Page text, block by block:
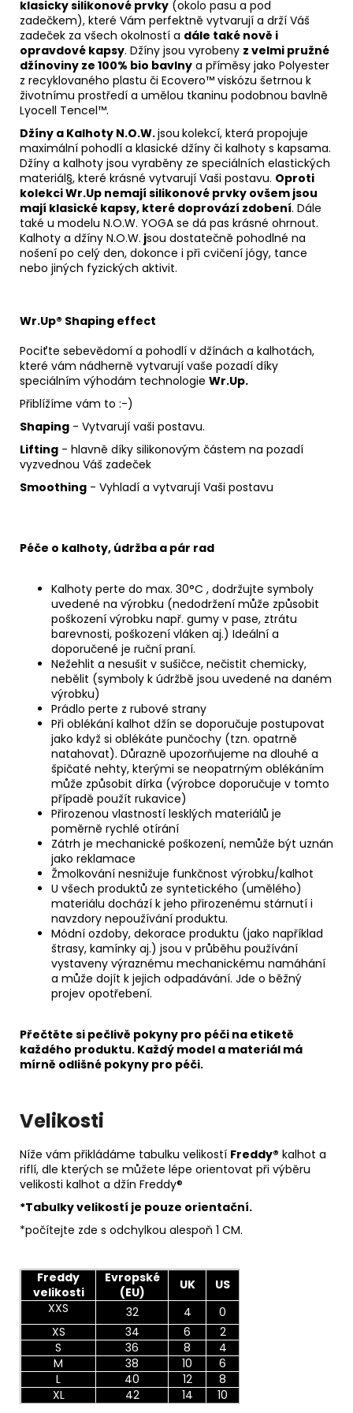
klasicky silikonové prvky (okolo pasu a pod
zadečkem), které Vám perfektně vytvarují a drží Váš
zadeček za všech okolností a dále také nově i
opravdové kapsy. Džíny jsou vyrobeny z velmi pružné
džínoviny ze 100% bio bavlny a příměsy jako Polyester
z recyklovaného plastu či Ecovero™ viskózu šetrnou k
životnímu prostředí a umělou tkaninu podobnou bavlně
Lyocell Tencel™.
Džíny a Kalhoty N.O.W.jsou kolekcí, která propojuje
maximální pohodlí a klasické džíny či kalhoty s kapsama.
Džíny a kalhoty jsou vyraběny ze speciálních elastických
materiál§, které krásné vytvarují Vaši postavu. Oproti
kolekci Wr.Up nemají silikonové prvky ovšem jsou
mají klasické kapsy, které doprovází zdobení. Dále
také u modelu N.O.W. YOGA se dá pas krásné ohrnout.
Kalhoty a džíny N.O.W. jsou dostatečně pohodlné na
nošení po celý den, dokonce i při cvičení jógy, tance
nebo jiných fyzických aktivit.
Wr.Up® Shaping effect
Pociťte sebevědomí a pohodlí v džínách a kalhotách,
které vám nádherně vytvarují vaše pozadí díky
speciálním výhodám technologie Wr.Up.
Přiblížíme vám to :-)
Shaping - Vytvarují vaši postavu.
Lifting - hlavně díky silikonovým částem na pozadí
vyzvednou Váš zadeček
Smoothing - Vyhladí a vytvarují Vaši postavu
Péče o kalhoty, údržba a pár rad
Kalhoty perte do max. 30°C , dodržujte symboly
uvedené na výrobku (nedodržení může způsobit
poškození výrobku např. gumy v pase, ztrátu
barevnosti, poškození vláken aj.) Ideální a
doporučené je ruční praní.
Nežehlit a nesušit v sušičce, nečistit chemicky,
nebělit (symboly k údržbě jsou uvedené na daném
výrobku)
Prádlo perte z rubové strany
Při oblékání kalhot džín se doporučuje postupovat
jako když si oblékáte punčochy (tzn. opatrně
natahovat). Důrazně upozorňujeme na dlouhé a
špičaté nehty, kterými se neopatrným oblékáním
může způsobit dírka (výrobce doporučuje v tomto
případě použít rukavice)
Přirozenou vlastností lesklých materiálů je
poměrně rychlé otírání
Zátrh je mechanické poškození, nemůže být uznán
jako reklamace
Žmolkování nesnižuje funkčnost výrobku/kalhot
U všech produktů ze syntetického (umělého)
materiálu dochází k jeho přirozenému stárnutí i
navzdory nepoužívání produktu.
Módní ozdoby, dekorace produktu (jako například
štrasy, kamínky aj.) jsou v průběhu používání
vystaveny výraznému mechanickému namáhání
a může dojít k jejich odpadávání. Jde o běžný
projev opotřebení.
Přečtěte si pečlivě pokyny pro péči na etiketě
každého produktu. Každý model a materiál má
mírně odlišné pokyny pro péči.
Velikosti
Níže vám přikládáme tabulku velikostí Freddy® kalhot a
riflí, dle kterých se můžete lépe orientovat při výběru
velikosti kalhot a džín Freddy®
*Tabulky velikostí je pouze orientační.
*počítejte zde s odchylkou alespoň 1 CM.
Freddy
velikosti
Evropské
(EU)
UK
US
XXS
32 4
0
XS
34 6
2
S
36 8
4
M
38 10
6
L
40 12
8
XL
42 14 10